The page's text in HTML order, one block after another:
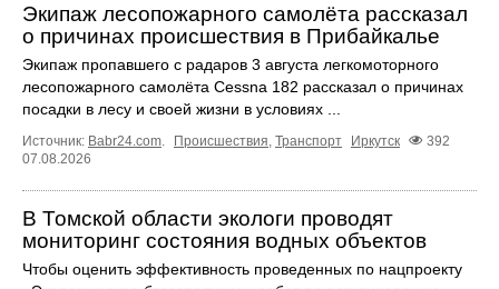
Экипаж лесопожарного самолёта рассказал
о причинах происшествия в Прибайкалье
Экипаж пропавшего с радаров 3 августа легкомоторного
лесопожарного самолёта Cessna 182 рассказал о причинах
посадки в лесу и своей жизни в условиях ...
Источник: Babr24.com. Происшествия, Транспорт Иркутск
392
07.08.2026
В Томской области экологи проводят
мониторинг состояния водных объектов
Чтобы оценить эффективность проведенных по нацпроекту